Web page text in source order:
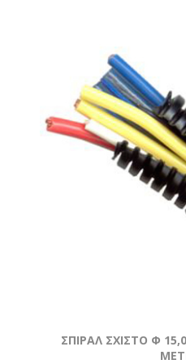
ΣΠΙΡΑΛ ΣΧΙΣΤΟ Φ